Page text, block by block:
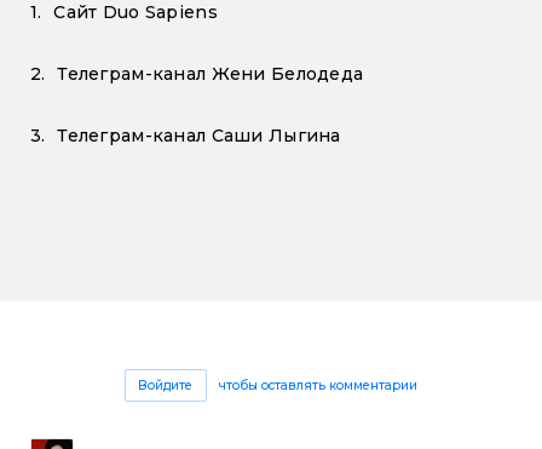
Сайт Duo Sapiens
Телеграм-канал Жени Белодеда
Телеграм-канал Саши Лыгина
Войдите чтобы оставлять комментарии